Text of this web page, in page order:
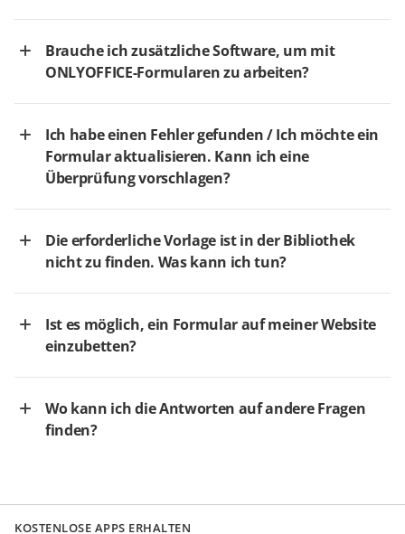
Brauche ich zusätzliche Software, um mit
ONLYOFFICE-Formularen zu arbeiten?
Ich habe einen Fehler gefunden / Ich möchte ein
Formular aktualisieren. Kann ich eine
Überprüfung vorschlagen?
Die erforderliche Vorlage ist in der Bibliothek
nicht zu finden. Was kann ich tun?
Ist es möglich, ein Formular auf meiner Website
einzubetten?
Wo kann ich die Antworten auf andere Fragen
finden?
KOSTENLOSE APPS ERHALTEN